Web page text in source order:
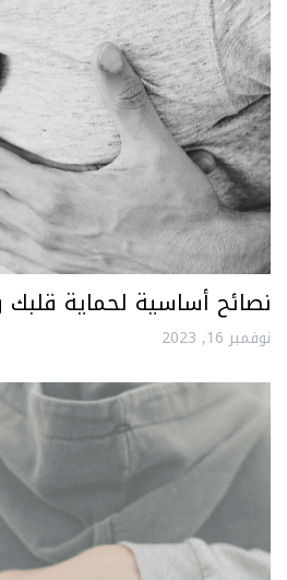
نصائح أساسية لحماية
نوفمبر 16, 2023